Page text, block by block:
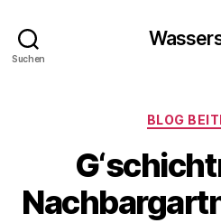
Suchen
BLOG